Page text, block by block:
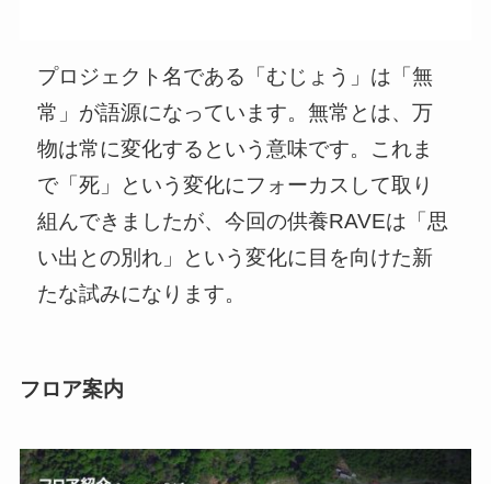
プロジェクト名である「むじょう」は「無
常」が語源になっています。無常とは、万
物は常に変化するという意味です。これま
で「死」という変化にフォーカスして取り
組んできましたが、今回の供養RAVEは「思
い出との別れ」という変化に目を向けた新
たな試みになります。
フロア案内